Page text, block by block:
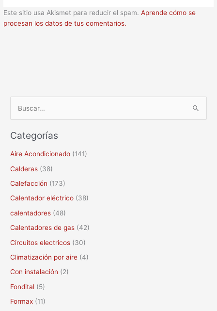
Este sitio usa Akismet para reducir el spam.Aprende cómo se
procesan los datos de tus comentarios.
s
c
o
r
:
Categorías
Aire Acondicionado (141)
Calderas (38)
Calefacción (173)
Calentador eléctrico (38)
calentadores (48)
Calentadores de gas (42)
Circuitos electricos (30)
Climatización por aire (4)
Con instalación (2)
Fondital (5)
Formax (11)